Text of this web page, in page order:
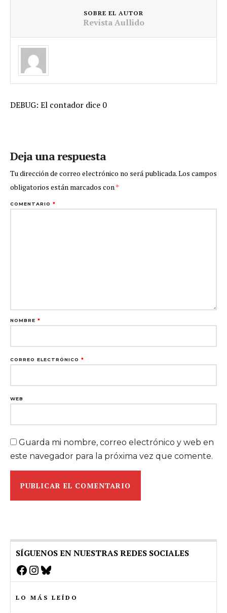
SOBRE EL AUTOR
Revista Aullido
DEBUG: El contador dice 0
Deja una respuesta
Tu dirección de correo electrónico no será publicada.Los campos
obligatorios están marcados con*
COMENTARIO *
NOMBRE *
CORREO ELECTRÓNICO *
WEB
Guarda mi nombre, correo electrónico y web en
este navegador para la próxima vez que comente.
SÍGUENOS EN NUESTRAS REDES SOCIALES
Facebook
Instagram
Bluesky
LO MÁS LEÍDO